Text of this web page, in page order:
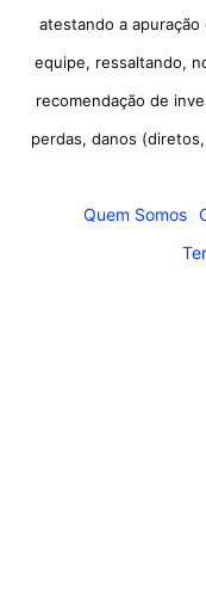
atestando a
equipe, ressaltando,
recomendação de
perdas, danos
Quem Somos